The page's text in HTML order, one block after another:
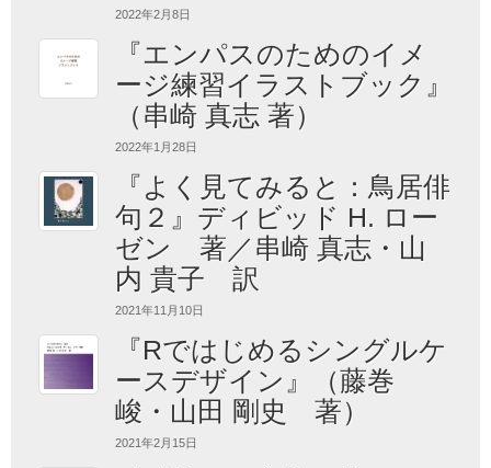
2022年2月8日
『エンパスのためのイメ
ージ練習イラストブック』
（串崎 真志 著）
2022年1月28日
『よく見てみると：鳥居俳
句２』ディビッド H. ロー
ゼン 著／串崎 真志・山
内 貴子 訳
2021年11月10日
『Rではじめるシングルケ
ースデザイン』（藤巻
峻・山田 剛史 著）
2021年2月15日